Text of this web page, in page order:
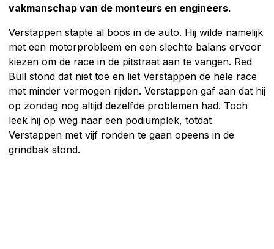
vakmanschap van de monteurs en engineers.
Verstappen stapte al boos in de auto. Hij wilde namelijk
met een motorprobleem en een slechte balans ervoor
kiezen om de race in de pitstraat aan te vangen. Red
Bull stond dat niet toe en liet Verstappen de hele race
met minder vermogen rijden. Verstappen gaf aan dat hij
op zondag nog altijd dezelfde problemen had. Toch
leek hij op weg naar een podiumplek, totdat
Verstappen met vijf ronden te gaan opeens in de
grindbak stond.